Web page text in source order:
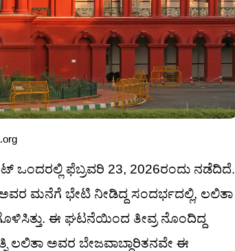
ಫೆಬ್ರವರಿ 23, 2026ರಂದು ನಡೆದಿದೆ.
ಮನೆಗೆ ಭೇಟಿ ನೀಡಿದ್ದ ಸಂದರ್ಭದಲ್ಲಿ, ಲಲಿತಾ
ಈ ಘಟನೆಯಿಂದ ತೀವ್ರ ನೊಂದಿದ್ದ
ಲಲಿತಾ ಅವರ ಬೇಜವಾಬ್ದಾರಿತನವೇ ಈ